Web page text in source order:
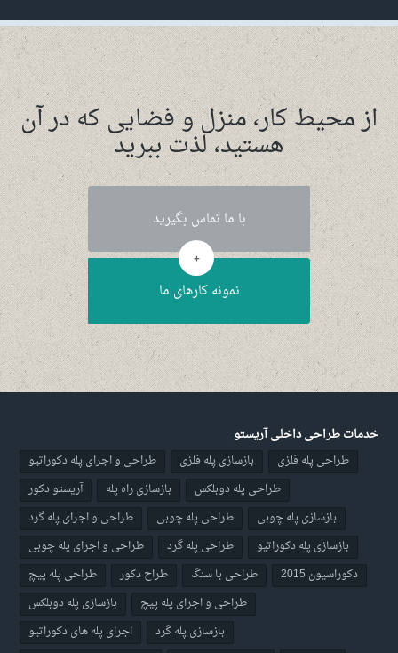
از محیط کار، منزل و فضایی که در آن
هستید، لذت ببرید
با ما تماس بگیرید
+
نمونه کارهای ما
خدمات طراحی داخلی آریستو
طراحی و اجرای پله دکوراتیو بازسازی پله فلزی
طراحی پله فلزی
آریستو دکور
بازسازی راه پله
طراحی پله دوبلکس
طراحی و اجرای پله گرد
طراحی پله چوبی
بازسازی پله چوبی
طراحی و اجرای پله چوبی
طراحی پله گرد
بازسازی پله دکوراتیو
طراحی پله پیچ
طراح دکور طراحی با سنگ
دکوراسیون 2015
بازسازی پله دوبلکس
طراحی و اجرای پله پیچ
اجرای پله های دکوراتیو
بازسازی پله گرد